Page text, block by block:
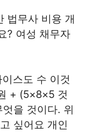
법무사 비용 개
? 여성 채무자
스도 수 이것
+ (5×8×5 것
을 것이다. 위
싶어요 개인